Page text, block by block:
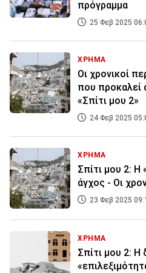
πρόγραμμα
25 Φεβ 2025
ΧΡΗΜΑ
Οι χρονικοί
που προκαλεί
«Σπίτι μου 2»
24 Φεβ 2025
ΧΡΗΜΑ
Σπίτι μου 2: Η
άγχος - Οι
23 Φεβ 2025
ΧΡΗΜΑ
Σπίτι μου 2: Η